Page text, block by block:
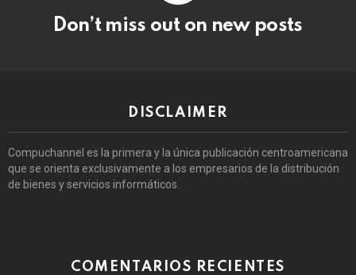
Don’t miss out on new posts
DISCLAIMER
Compuchannel es la primera y la única publicación centroamericana
que se orienta exclusivamente a los empresarios de la distribución
de bienes y servicios informáticos.
COMENTARIOS RECIENTES